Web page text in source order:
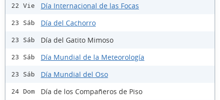
22 Vie Día Internacional de las Focas
23 Sáb Día del Cachorro
23 Sáb Día del Gatito Mimoso
23 Sáb Día Mundial de la Meteorología
23 Sáb Día Mundial del Oso
24 Dom Día de los Compañeros de Piso